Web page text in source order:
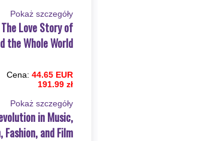
Pokaż szczegόły
Love Story of
the Whole World
Cena: 44.65 EUR
191.99 zł
Pokaż szczegόły
in Music,
Fashion, and Film